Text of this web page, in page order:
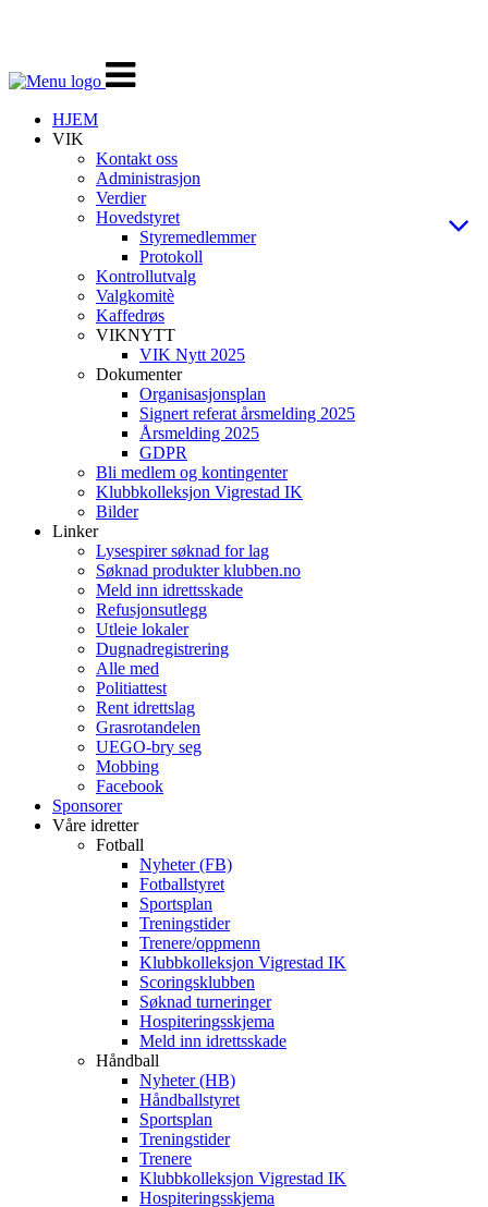
Veksle
navigasjon
HJEM
VIK
Kontakt oss
Administrasjon
Verdier
Hovedstyret
Styremedlemmer
Protokoll
Kontrollutvalg
Valgkomitè
Kaffedrøs
VIKNYTT
VIK Nytt 2025
Dokumenter
Organisasjonsplan
Signert referat årsmelding 2025
Årsmelding 2025
GDPR
Bli medlem og kontingenter
Klubbkolleksjon Vigrestad IK
Bilder
Linker
Lysespirer søknad for lag
Søknad produkter klubben.no
Meld inn idrettsskade
Refusjonsutlegg
Utleie lokaler
Dugnadregistrering
Alle med
Politiattest
Rent idrettslag
Grasrotandelen
UEGO-bry seg
Mobbing
Facebook
Sponsorer
Våre idretter
Fotball
Nyheter (FB)
Fotballstyret
Sportsplan
Treningstider
Trenere/oppmenn
Klubbkolleksjon Vigrestad IK
Scoringsklubben
Søknad turneringer
Hospiteringsskjema
Meld inn idrettsskade
Håndball
Nyheter (HB)
Håndballstyret
Sportsplan
Treningstider
Trenere
Klubbkolleksjon Vigrestad IK
Hospiteringsskjema